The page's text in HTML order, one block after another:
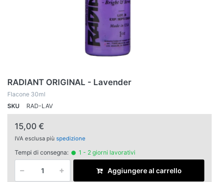
RADIANT ORIGINAL - Lavender
Flacone 30ml
SKU
RAD-LAV
15,00 €
IVA esclusa più spedizione
Tempi di consegna: 1 - 2 giorni lavorativi
Aggiungere al carrello